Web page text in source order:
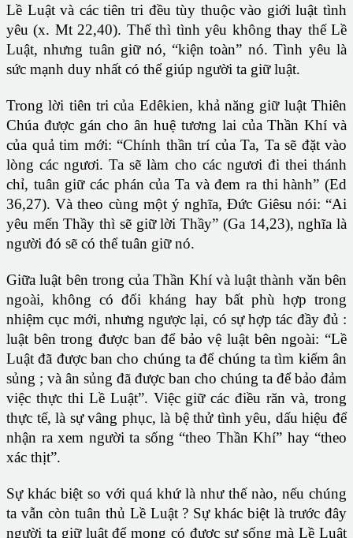
Lề Luật và các tiên tri đều tùy thuộc vào giới luật tình
yêu (x. Mt 22,40). Thế thì tình yêu không thay thế Lề
Luật, nhưng tuân giữ nó, “kiện toàn” nó. Tình yêu là
sức mạnh duy nhất có thể giúp người ta giữ luật.
Trong lời tiên tri của Edêkien, khả năng giữ luật Thiên
Chúa được gán cho ân huệ tương lai của Thần Khí và
của quả tim mới: “Chính thần trí của Ta, Ta sẽ đặt vào
lòng các ngươi. Ta sẽ làm cho các ngươi đi thei thánh
chỉ, tuân giữ các phán của Ta và đem ra thi hành” (Ed
36,27). Và theo cùng một ý nghĩa, Đức Giêsu nói: “Ai
yêu mến Thầy thì sẽ giữ lời Thầy” (Ga 14,23), nghĩa là
người đó sẽ có thể tuân giữ nó.
Giữa luật bên trong của Thần Khí và luật thành văn bên
ngoài, không có đối kháng hay bất phù hợp trong
nhiệm cục mới, nhưng ngược lại, có sự hợp tác đầy đủ :
luật bên trong được ban để bảo vệ luật bên ngoài: “Lề
Luật đã được ban cho chúng ta để chúng ta tìm kiếm ân
sủng ; và ân sủng đã được ban cho chúng ta để bảo đảm
việc thực thi Lề Luật”. Việc giữ các điều răn và, trong
thực tế, là sự vâng phục, là bệ thử tình yêu, dấu hiệu để
nhận ra xem người ta sống “theo Thần Khí” hay “theo
xác thịt”.
Sự khác biệt so với quá khứ là như thế nào, nếu chúng
ta vẫn còn tuân thủ Lề Luật ? Sự khác biệt là trước đây
người ta giữ luật để mong có được sự sống mà Lề Luật